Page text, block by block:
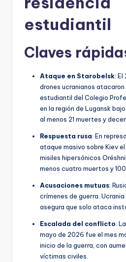
estudiantil
Claves
Ataque en Starobelsk: El
drones ucranianos
estudiantil del Colegio
en la región de Lugansk
al menos 21 muertes y
Respuesta rusa: En
ataque masivo sobre Kiev
misiles hipersónicos
menos cuatro muertos y 100
Acusaciones mutuas:
crímenes de guerra.
asegura que solo ataca
Escalada del conflicto:
mayo de 2026 fue el mes
inicio de la guerra, con
víctimas civiles.